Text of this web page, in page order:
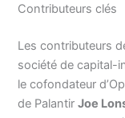
Contributeurs clés
Les contributeurs
société de capital-
le cofondateur
de PalantirJoe